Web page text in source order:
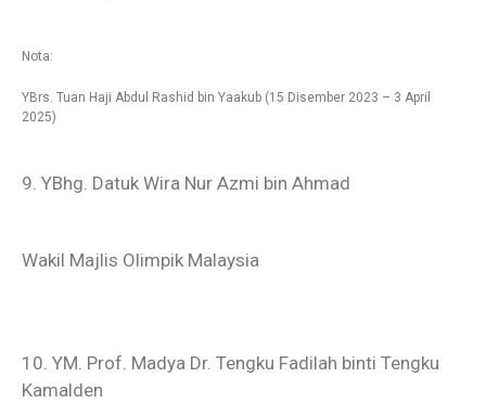
Nota:
YBrs. Tuan Haji Abdul Rashid bin Yaakub (15 Disember 2023 – 3 April
2025)
9. YBhg. Datuk Wira Nur Azmi bin Ahmad
Wakil Majlis Olimpik Malaysia
10. YM. Prof. Madya Dr. Tengku Fadilah binti Tengku
Kamalden